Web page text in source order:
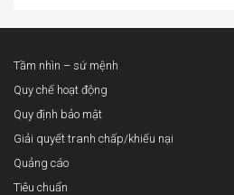
Tầm nhìn – sứ mệnh
Quy chế hoạt động
Quy định bảo mật
Giải quyết tranh chấp/khiếu nại
Quảng cáo
Tiêu chuẩn